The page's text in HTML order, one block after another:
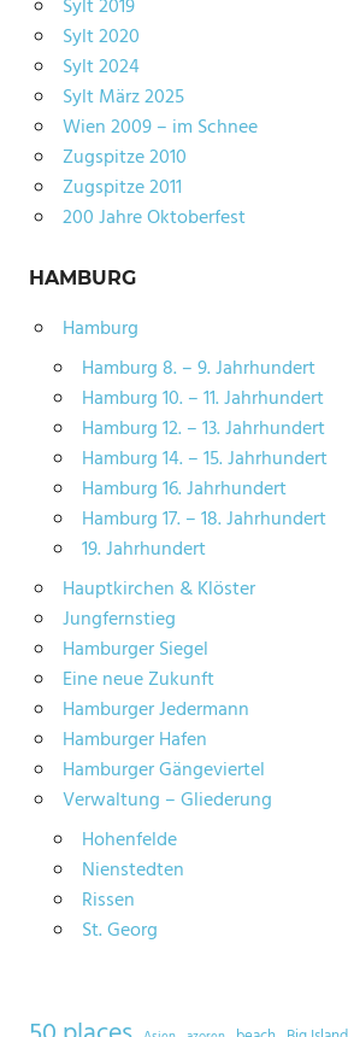
Sylt 2019
Sylt 2020
Sylt 2024
Sylt März 2025
Wien 2009 – im Schnee
Zugspitze 2010
Zugspitze 2011
200 Jahre Oktoberfest
HAMBURG
Hamburg
Hamburg 8. – 9. Jahrhundert
Hamburg 10. – 11. Jahrhundert
Hamburg 12. – 13. Jahrhundert
Hamburg 14. – 15. Jahrhundert
Hamburg 16. Jahrhundert
Hamburg 17. – 18. Jahrhundert
19. Jahrhundert
Hauptkirchen & Klöster
Jungfernstieg
Hamburger Siegel
Eine neue Zukunft
Hamburger Jedermann
Hamburger Hafen
Hamburger Gängeviertel
Verwaltung – Gliederung
Hohenfelde
Nienstedten
Rissen
St. Georg